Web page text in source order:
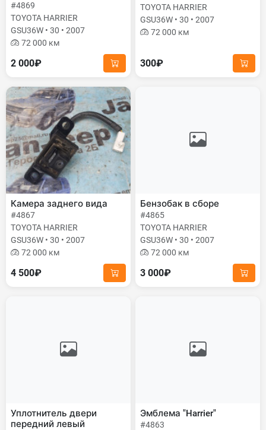
#4869
TOYOTA HARRIER
GSU36W • 30 • 2007
72 000 км
2 000₽
TOYOTA HARRIER
GSU36W • 30 • 2007
72 000 км
300₽
Камера заднего вида
#4867
TOYOTA HARRIER
GSU36W • 30 • 2007
72 000 км
4 500₽
Бензобак в сборе
#4865
TOYOTA HARRIER
GSU36W • 30 • 2007
72 000 км
3 000₽
Уплотнитель двери
передний левый
Эмблема "Harrier"
#4863